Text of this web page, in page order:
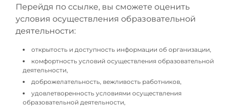
Перейдя по ссылке, вы сможете оценить
условия осуществления образовательной
деятельности:
открытость и доступность информации об организации,
комфортность условий осуществления образовательной
деятельности,
доброжелательность, вежливость работников,
удовлетворенность условиями осуществления
образовательной деятельности,